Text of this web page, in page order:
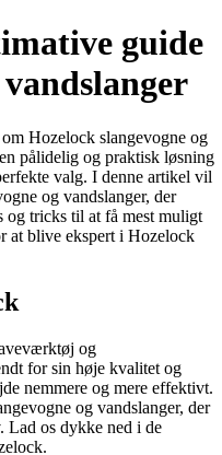
guide
Hozelock slangevogne og
pålidelig og praktisk løsning
valg. I denne artikel vil
og vandslanger, der
og tricks til at få mest muligt
at blive ekspert i Hozelock
og
for sin høje kvalitet og
nemmere og mere effektivt.
og vandslanger, der
Lad os dykke ned i de